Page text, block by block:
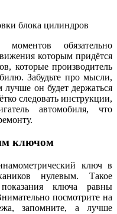
блока цилиндров
моментов обязательно
которым придётся
которые производитель
Забудьте про мысли,
лучше он будет держаться
следовать инструкции,
автомобиля, что
ключом
ключ в
нулевым. Такое
ключа равны
посмотрите на
запомните, а лучше